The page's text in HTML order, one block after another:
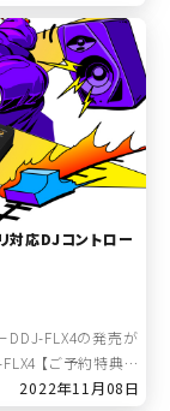
対応DJコントロー
DDJ-FLX4の発売が
【ご予約特典 /
2022年11月08日